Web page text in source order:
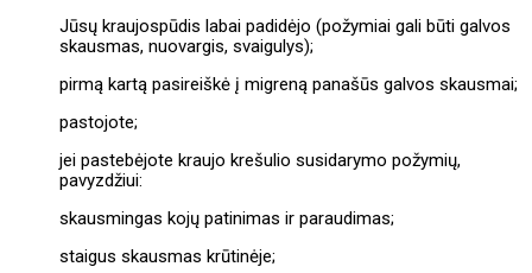
Jūsų kraujospūdis labai padidėjo (požymiai gali būti galvos
skausmas, nuovargis, svaigulys);
pirmą kartą pasireiškė į migreną panašūs galvos skausmai;
pastojote;
jei pastebėjote kraujo krešulio susidarymo požymių,
pavyzdžiui:
skausmingas kojų patinimas ir paraudimas;
staigus skausmas krūtinėje;